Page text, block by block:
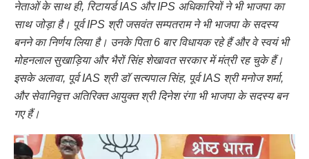
नेताओं के साथ ही, रिटायर्ड IAS और IPS अधिकारियों ने भी भाजपा का
साथ जोड़ा है। पूर्व IPS श्री जसवंत सम्पतराम ने भी भाजपा के सदस्य
बनने का निर्णय लिया है। उनके पिता 6 बार विधायक रहे हैं और वे स्वयं भी
मोहनलाल सुखाड़िया और भैरों सिंह शेखावत सरकार में मंत्री रह चुके हैं।
इसके अलावा, पूर्व IAS श्री डॉ सत्यपाल सिंह, पूर्व IAS श्री मनोज शर्मा,
और सेवानिवृत्त अतिरिक्त आयुक्त श्री दिनेश रंगा भी भाजपा के सदस्य बन
गए हैं।